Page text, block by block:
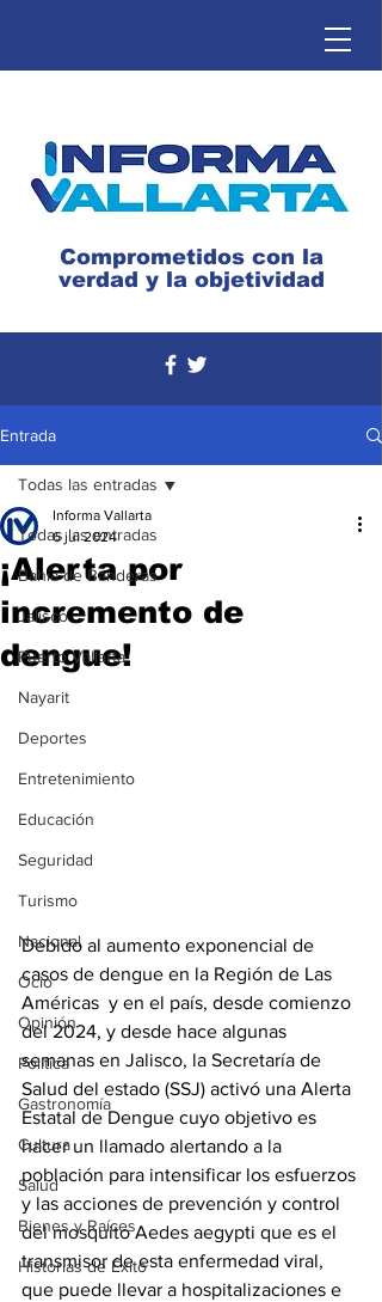
Comprometidos con la
verdad y la objetividad
Entrada
Todas las entradas
Bahía de Banderas
Jalisco
Puerto Vallarta
Nayarit
Deportes
Entretenimiento
Educación
Seguridad
Turismo
Nacional
Ocio
Opinión
Política
Gastronomía
Cultura
Salud
Bienes y Raíces
Historias de Éxito
Todas las entradas
¡Alerta por
incremento de
dengue!
Informa Vallarta
6 jul 2024
Debido al aumento exponencial de
casos de dengue en la Región de Las
Américas  y en el país, desde comienzo
del 2024, y desde hace algunas
semanas en Jalisco, la Secretaría de
Salud del estado (SSJ) activó una Alerta
Estatal de Dengue cuyo objetivo es
hacer un llamado alertando a la
población para intensificar los esfuerzos
y las acciones de prevención y control
del mosquito Aedes aegypti que es el
transmisor de esta enfermedad viral,
que puede llevar a hospitalizaciones e